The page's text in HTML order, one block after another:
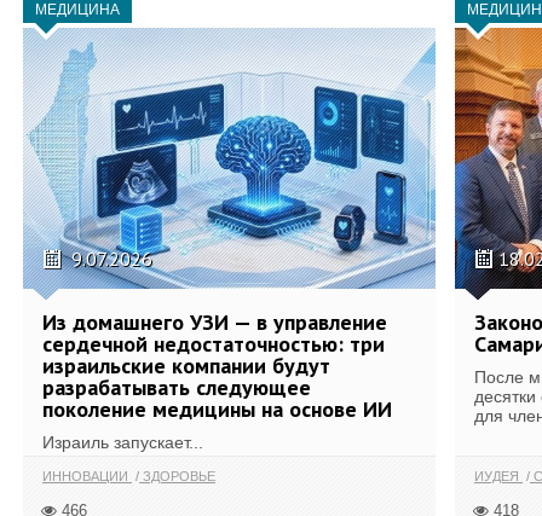
МЕДИЦИНА
9.07.2026
Из домашнего УЗИ — в управление
сердечной недостаточностью: три
израильские компании будут
разрабатывать следующее
поколение медицины на основе ИИ
Израиль запускает...
ИННОВАЦИИ ЗДОРОВЬЕ
466
После
для
ИУДЕЯ
418